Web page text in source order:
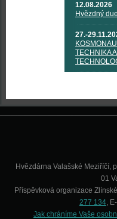
12.08.2026
Hvězdný duel
27.-
TECHNIKA
Hvězdárna Valašské Meziříčí,
01
Příspěvková organizace
277 134,
Jak chráníme Vaše